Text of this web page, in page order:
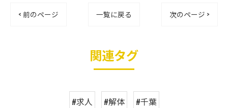
< 前のページ 一覧に戻る 次のページ >
関連タグ
#求人 #解体 #千葉